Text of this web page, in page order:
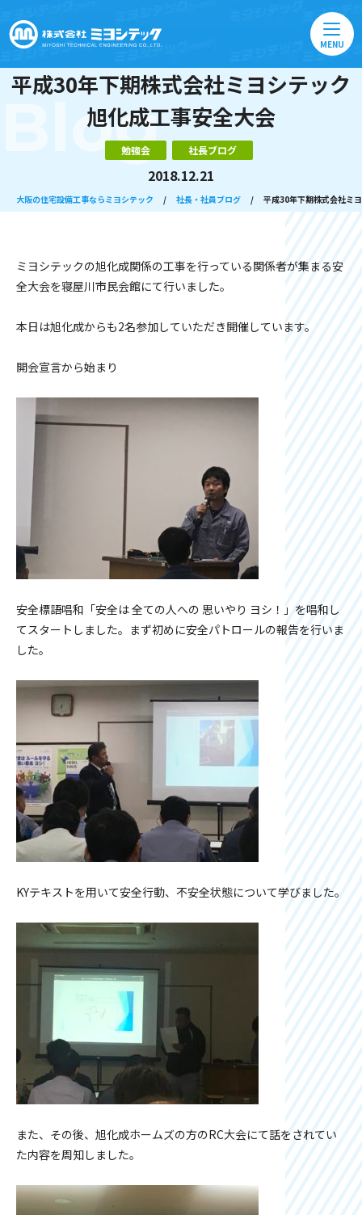
MENU
平成30年下期株式会社ミヨシテック
旭化成工事安全大会
勉強会 社長ブログ
2018.12.21
Blog
大阪の住宅設備工事ならミヨシテック / 社長・社員ブログ / 平成30年下期株式会社ミ
ミヨシテックの旭化成関係の工事を行っている関係者が集まる安
全大会を寝屋川市民会館にて行いました。
本日は旭化成からも2名参加していただき開催しています。
開会宣言から始まり
安全標語唱和「安全は 全ての人への 思いやり ヨシ！」を唱和し
てスタートしました。まず初めに安全パトロールの報告を行いま
した。
KYテキストを用いて安全行動、不安全状態について学びました。
また、その後、旭化成ホームズの方のRC大会にて話をされてい
た内容を周知しました。